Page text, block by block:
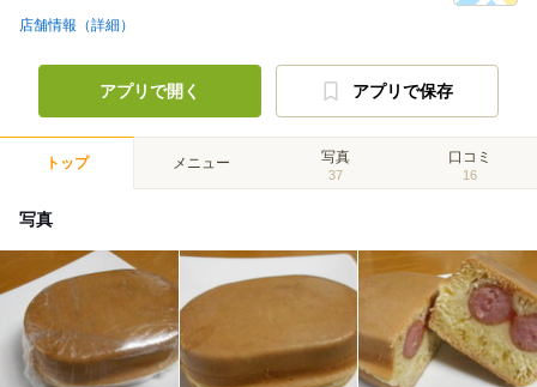
店舗情報（詳細）
アプリで開く アプリで保存
トップ メニュー 写真
37
口コミ
16
写真